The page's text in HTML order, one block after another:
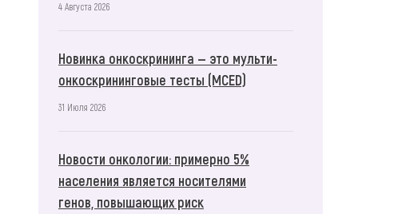
4 Августа 2026
Новинка онкоскрининга — это мульти-
онкоскрининговые тесты (MCED)
31 Июля 2026
Новости онкологии: примерно 5%
населения является носителями
генов, повышающих риск